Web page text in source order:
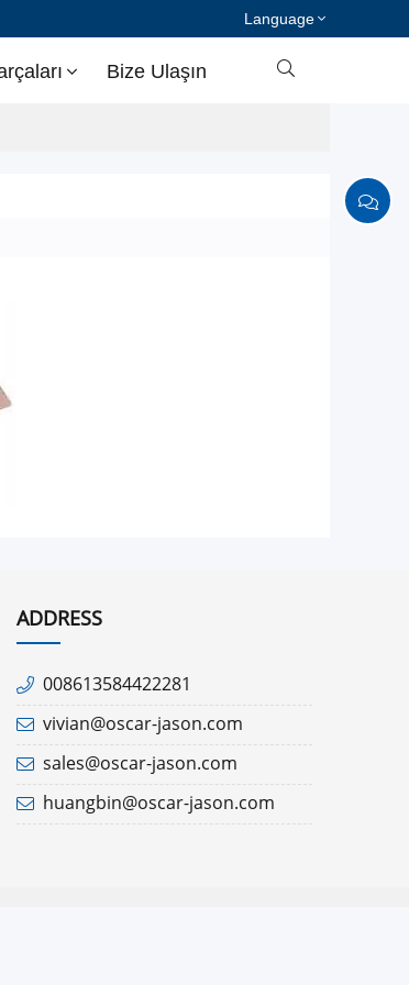
Language
Bize Ulaşın 
ADDRESS
008613584422281
vivian@oscar-jason.com
sales@oscar-jason.com
huangbin@oscar-jason.com